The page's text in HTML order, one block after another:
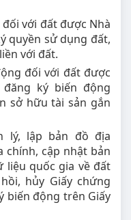
với đất được Nhà
quyền sử dụng đất,
với đất.
đối với đất được
ký biến động
sở hữu tài sản gắn
lý, lập bản đồ địa
chính, cập nhật bản
liệu quốc gia về đất
hủy Giấy chứng
biến động trên Giấy